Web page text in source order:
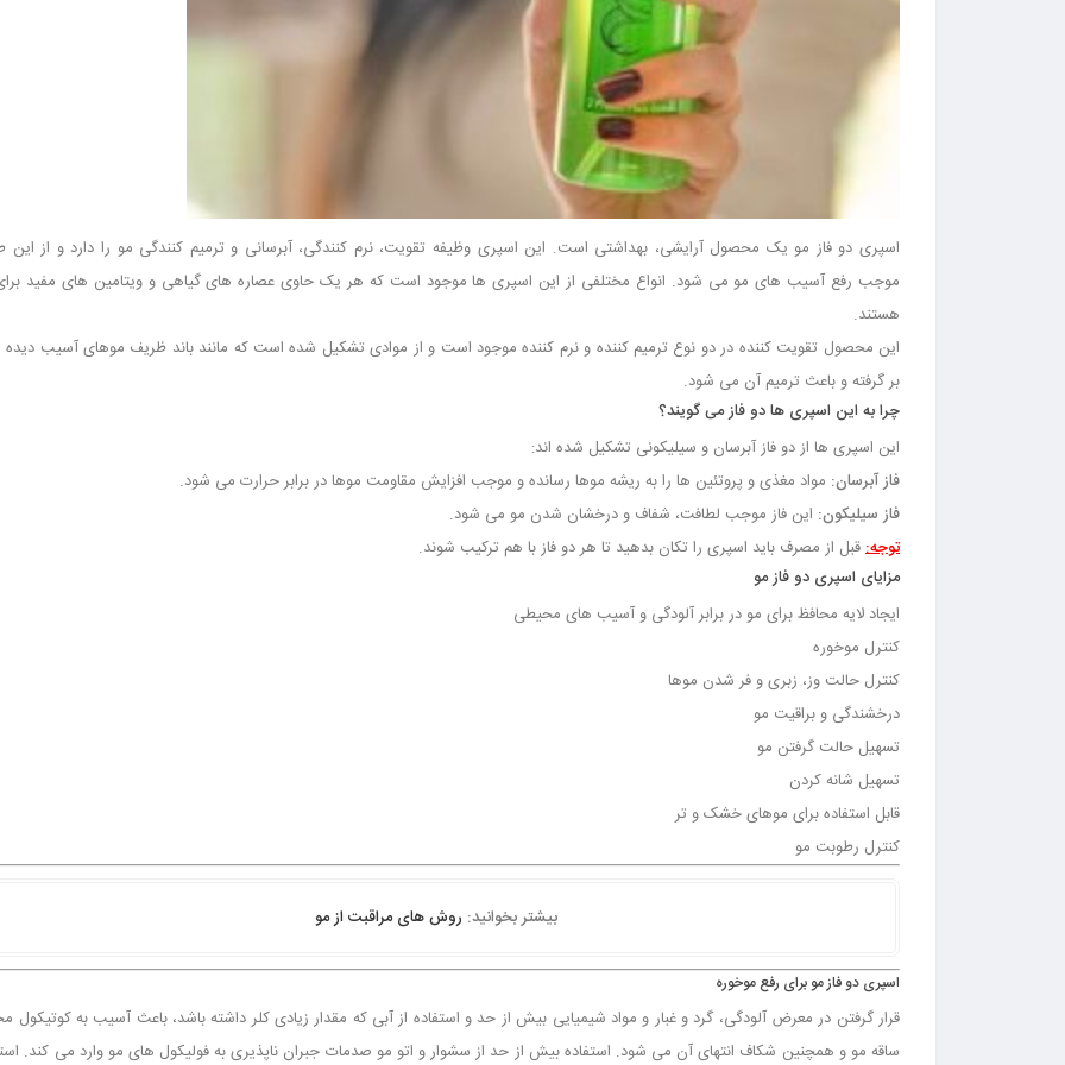
اسپری دو فاز مو یک محصول آرایشی، بهداشتی است. این اسپری وظیفه تقویت، نرم کنندگی، آبرسانی و ترمیم کنندگی مو را دارد و از این
موجب رفع آسیب های مو می شود. انواع مختلفی از این اسپری ها موجود است که هر یک حاوی عصاره های گیاهی و ویتامین های مفید
هستند.
این محصول تقویت کننده در دو نوع ترمیم کننده و نرم کننده موجود است و از موادی تشکیل شده است که مانند باند ظریف موهای آسیب دیده
بر گرفته و باعث ترمیم آن می شود.
چرا به این اسپری ها دو فاز می گویند؟
این اسپری ها از دو فاز آبرسان و سیلیکونی تشکیل شده اند:
فاز آبرسان: مواد مغذی و پروتئین ها را به ریشه موها رسانده و موجب افزایش مقاومت موها در برابر حرارت می شود.
فاز سیلیکون: این فاز موجب لطافت، شفاف و درخشان شدن مو می شود.
توجه:قبل از مصرف باید اسپری را تکان بدهید تا هر دو فاز با هم ترکیب شوند.
مزایای اسپری دو فاز مو
ایجاد لایه محافظ برای مو در برابر آلودگی و آسیب های محیطی
کنترل موخوره
کنترل حالت وز، زبری و فر شدن موها
درخشندگی و براقیت مو
تسهیل حالت گرفتن مو
تسهیل شانه کردن
قابل استفاده برای موهای خشک و تر
کنترل رطوبت مو
بیشتر بخوانید: روش های مراقبت از مو
اسپری دو فاز مو برای رفع موخوره
قرار گرفتن در معرض آلودگی، گرد و غبار و مواد شیمیایی بیش از حد و استفاده از آبی که مقدار زیادی کلر داشته باشد، باعث آسیب به کوتیکول
ساقه مو و همچنین شکاف انتهای آن می شود. استفاده بیش از حد از سشوار و اتو مو صدمات جبران ناپذیری به فولیکول های مو وارد می کند.